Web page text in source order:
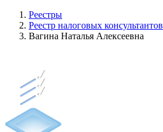
Реестры
Реестр налоговых консультантов
Вагина Наталья Алексеевна